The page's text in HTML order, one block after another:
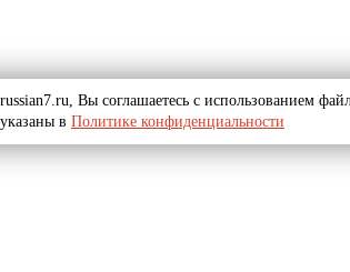
Вы соглашаетесь с использованием
в Политике конфиденциальности